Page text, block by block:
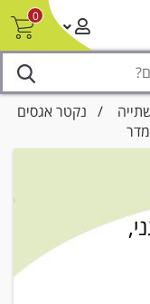
0
הזמנה
/ נקטר אגסים